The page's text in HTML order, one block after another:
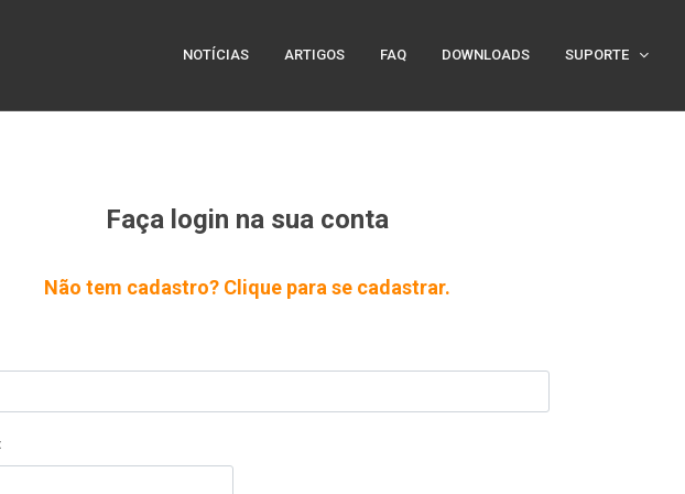
NOTÍCIAS ARTIGOS FAQ DOWNLOADS SUPORTE
Faça login na sua conta
Não tem cadastro? Clique para se cadastrar.